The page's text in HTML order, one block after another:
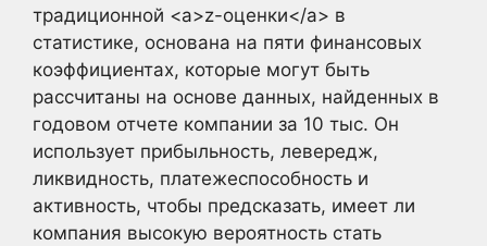
традиционной <a>z-оценки</a> в
статистике, основана на пяти финансовых
коэффициентах, которые могут быть
рассчитаны на основе данных, найденных в
годовом отчете компании за 10 тыс. Он
использует прибыльность, левередж,
ликвидность, платежеспособность и
активность, чтобы предсказать, имеет ли
компания высокую вероятность стать